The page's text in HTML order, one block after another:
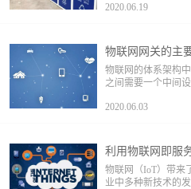
圾分类箱、智能垃
2020.06.19
物联网网关的主
物联网的体系架构
之间需要一个中间
物联网网关还需要
2020.06.03
利用物联网即服
物联网（IoT）带来
业中多种新技术的